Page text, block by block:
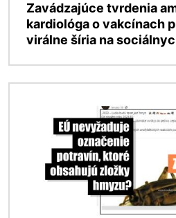
Zavádzajúce tvrdenia
kardiológa o vakcínach
virálne šíria na